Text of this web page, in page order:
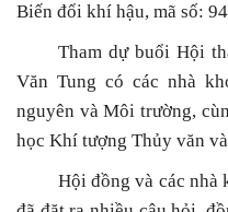
Biến đổi khí hậu, mã số:
Tham dự buổiHội
Văn Tung có các nhà
nguyên và Môi trường,
học Khí tượng Thủy văn
Hội đồng và các nhà